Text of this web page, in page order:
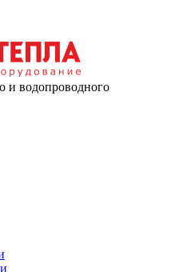
и водопроводного